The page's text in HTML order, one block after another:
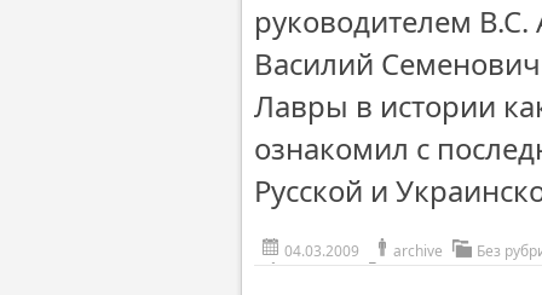
руководителем
Василий Семенович
Лавры в истории
ознакомил с
Русской и
04.03.2009 archive Без